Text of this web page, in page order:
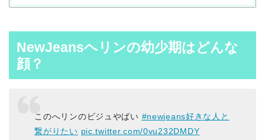
NewJeansヘリンの幼少期はどんな
顔？
このへリンのビジュやばい #newjeans好きな人と
繋がりたい pic.twitter.com/0vu232DMDY